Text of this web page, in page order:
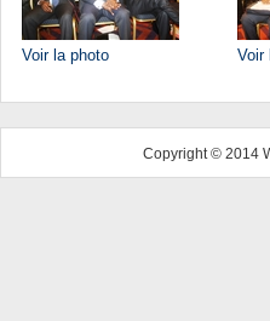
Voir la photo Voir
Copyright © 2014